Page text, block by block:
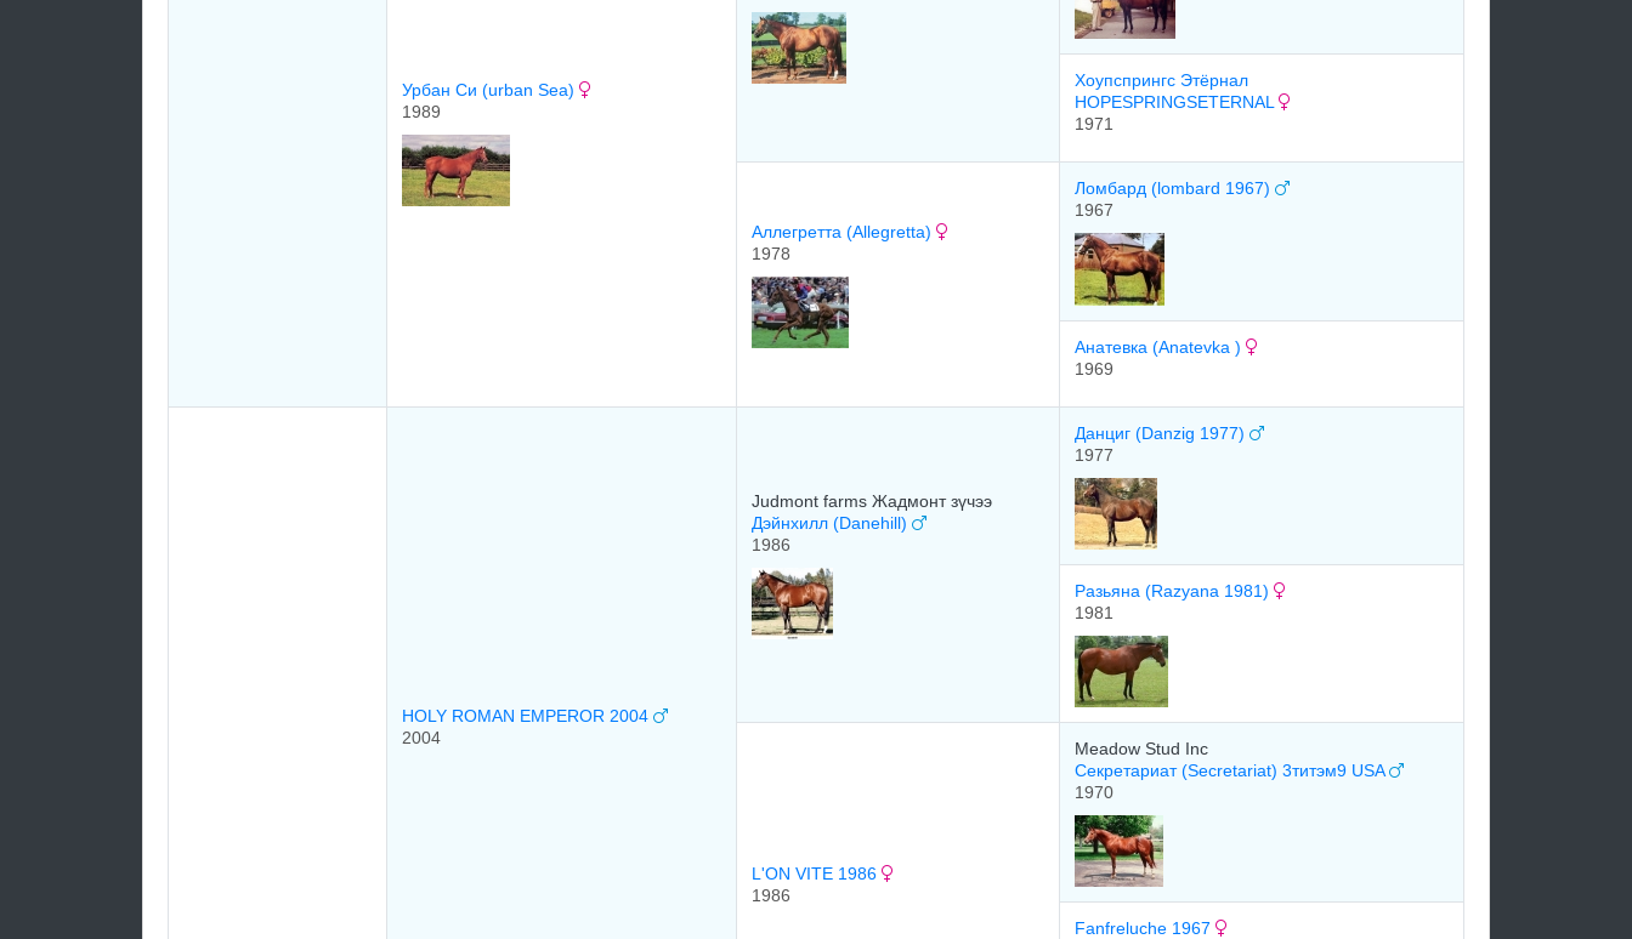
Урбан Си (urban Sea)
1989
Хоупспрингс Этёрнал
HOPESPRINGSETERNAL
1971
Aллeгpeтта (Allegretta)
1978
Ломбард (lombard 1967)
1967
Aнатeвка (Anatevka )
1969
HOLY ROMAN EMPEROR 2004
2004
Judmont farms Жадмонт зүчээ
Дэйнхилл (Danehill)
1986
Данциг (Danzig 1977)
1977
Рaзьянa (Razyana 1981)
1981
L'ON VITE 1986
1986
Meadow Stud Inc
Секретариат (Secretariat) 3титэм9 USA
1970
Fanfreluche 1967